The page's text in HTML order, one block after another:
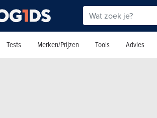
Tests Merken/Prijzen Tools Advies